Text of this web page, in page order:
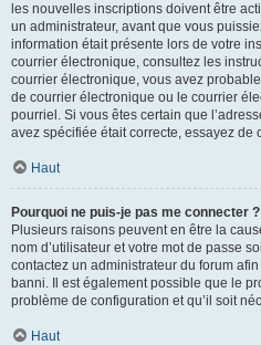
les nouvelles inscriptions doivent être
un administrateur, avant que vous
information était présente lors de votre
courrier électronique, consultez les
courrier électronique, vous avez
de courrier électronique ou le courrier
pourriel. Si vous êtes certain que
avez spécifiée était correcte, essayez de
Haut
Pourquoi ne puis-je pas me connecter ?
Plusieurs raisons peuvent en être la
nom d’utilisateur et votre mot de passe
contactez un administrateur du forum
banni. Il est également possible que le
problème de configuration et qu’il soit
Haut